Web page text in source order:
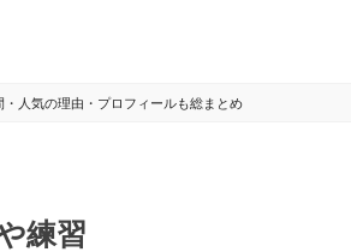
人気の理由・プロフィールも総まとめ
練習